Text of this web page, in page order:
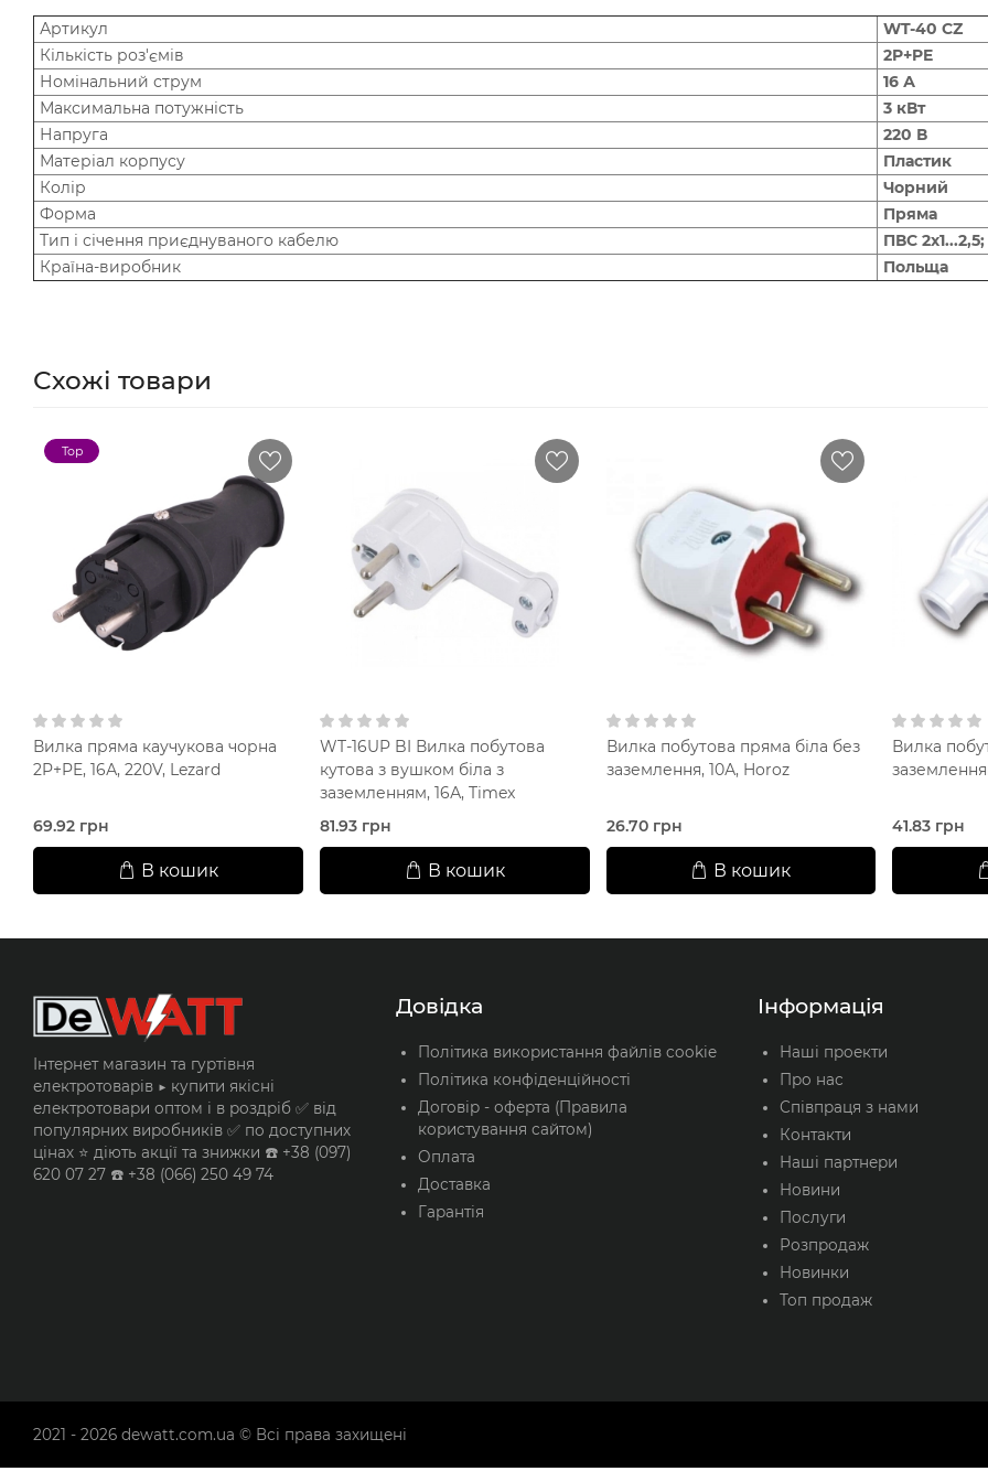
Артикул
WT-40 CZ
Кількість роз'ємів
2P+PE
Номінальний струм
16 А
Максимальна потужність
3 кВт
Напруга
220 В
Матеріал корпусу
Пластик
Колір
Чорний
Форма
Пряма
Тип і січення приєднуваного кабелю
ПВС
Країна-виробник
Польща
Схожі товари
Top
Вилка пряма каучукова чорна
2P+PE, 16А, 220V, Lezard
69.92 грн
В кошик
WT-16UP BI Вилка побутова
кутова з вушком біла з
заземленням, 16А, Timex
81.93 грн
В кошик
Вилка побутова пряма біла без
заземлення, 10А, Horoz
26.70 грн
В кошик
Вилка
41.83 грн
Інтернет магазин та гуртівня
електротоварів ▶️ купити якісні
електротовари оптом і в роздріб ✅ від
популярних виробників ✅ по доступних
цінах ⭐ діють акції та знижки ☎️ +38 (097)
620 07 27 ☎️ +38 (066) 250 49 74
Довідка
Політика використання файлів cookie
Політика конфіденційності
Договір - оферта (Правила
користування сайтом)
Оплата
Доставка
Гарантія
Інформація
Наші проекти
Про нас
Співпраця з нами
Контакти
Наші партнери
Новини
Послуги
Розпродаж
Новинки
Топ продаж
2021 - 2026 dewatt.com.ua © Всі права захищені